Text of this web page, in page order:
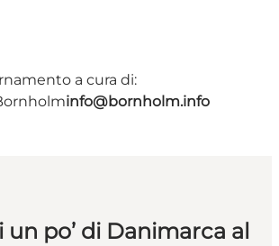
a cura di:
info@bornholm.info
po’ di Danimarca al